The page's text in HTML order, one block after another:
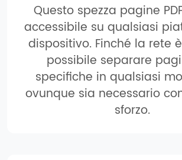
Questo spezza pagine
accessibile su qualsiasi
dispositivo. Finché la rete
possibile separare
specifiche in qualsiasi
ovunque sia necessario
sforzo.